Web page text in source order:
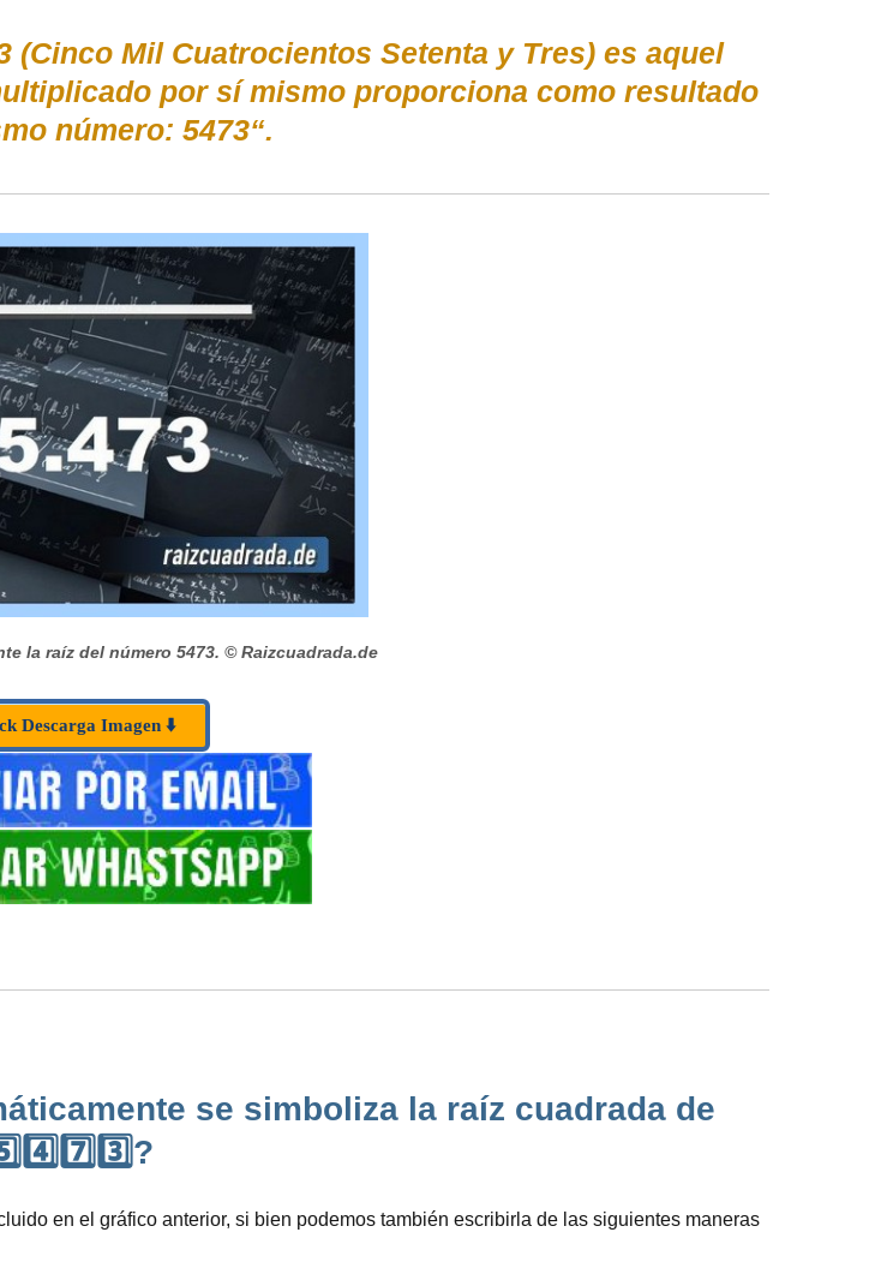
(Cinco Mil Cuatrocientos Setenta y Tres) es aquel
por sí mismo proporciona como resultado
número: 5473“.
la raíz del número 5473. © Raizcuadrada.de
Descarga Imagen ⬇️
se simboliza la raíz cuadrada de
en el gráfico anterior, si bien podemos también escribirla de las siguientes maneras